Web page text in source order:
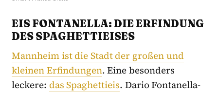
EIS FONTANELLA: DIE ERFINDUNG
DES SPAGHETTIEISES
Mannheim ist die Stadt der großen und
kleinen Erfindungen. Eine besonders
leckere: das Spaghettieis. Dario Fontanella-